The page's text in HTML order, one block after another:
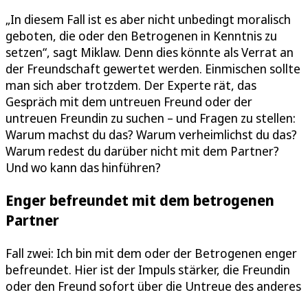
„In diesem Fall ist es aber nicht unbedingt moralisch
geboten, die oder den Betrogenen in Kenntnis zu
setzen“, sagt Miklaw. Denn dies könnte als Verrat an
der Freundschaft gewertet werden. Einmischen sollte
man sich aber trotzdem. Der Experte rät, das
Gespräch mit dem untreuen Freund oder der
untreuen Freundin zu suchen – und Fragen zu stellen:
Warum machst du das? Warum verheimlichst du das?
Warum redest du darüber nicht mit dem Partner?
Und wo kann das hinführen?
Enger befreundet mit dem betrogenen
Partner
Fall zwei: Ich bin mit dem oder der Betrogenen enger
befreundet. Hier ist der Impuls stärker, die Freundin
oder den Freund sofort über die Untreue des anderes